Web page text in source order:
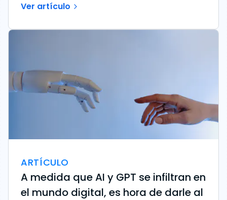
Ver artículo
ARTÍCULO
A medida que AI y GPT se infiltran en
el mundo digital, es hora de darle al